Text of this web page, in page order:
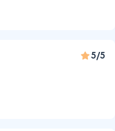
5/5